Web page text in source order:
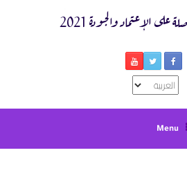
الإعتماد والجودة 2021
اختر
لغة
Menu